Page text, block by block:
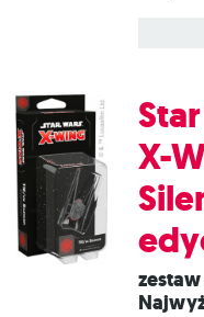
każdym
X-
Zestaw dodatkowy frakcji